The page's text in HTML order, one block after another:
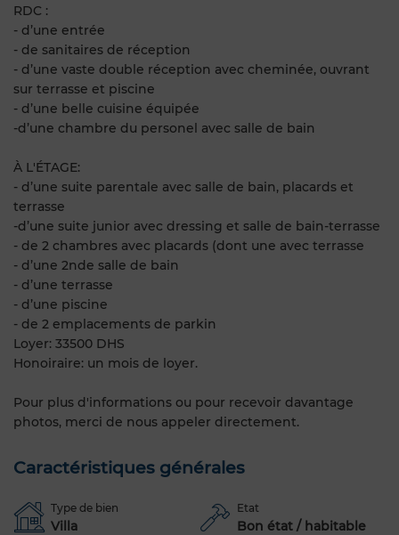
RDC :
- d’une entrée
- de sanitaires de réception
- d’une vaste double réception avec cheminée, ouvrant
sur terrasse et piscine
- d’une belle cuisine équipée
-d’une chambre du personel avec salle de bain
À L'ÉTAGE:
- d’une suite parentale avec salle de bain, placards et
terrasse
-d’une suite junior avec dressing et salle de bain-terrasse
- de 2 chambres avec placards (dont une avec terrasse
- d’une 2nde salle de bain
- d’une terrasse
- d’une piscine
- de 2 emplacements de parkin
Loyer: 33500 DHS
Honoiraire: un mois de loyer.
Pour plus d'informations ou pour recevoir davantage
photos, merci de nous appeler directement.
Caractéristiques générales
Type de bien
Villa
Etat
Bon état / habitable